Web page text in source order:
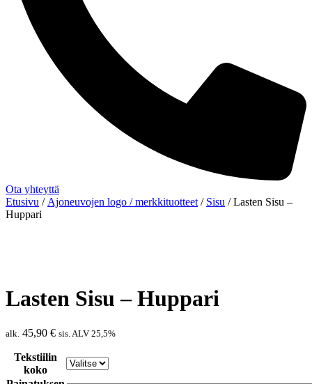
Ota yhteyttä
Etusivu / Ajoneuvojen logo / merkkituotteet / Sisu / Lasten Sisu –
Huppari
Lasten Sisu – Huppari
alk. 45,90 € sis. ALV 25,5%
Tekstiilin
koko